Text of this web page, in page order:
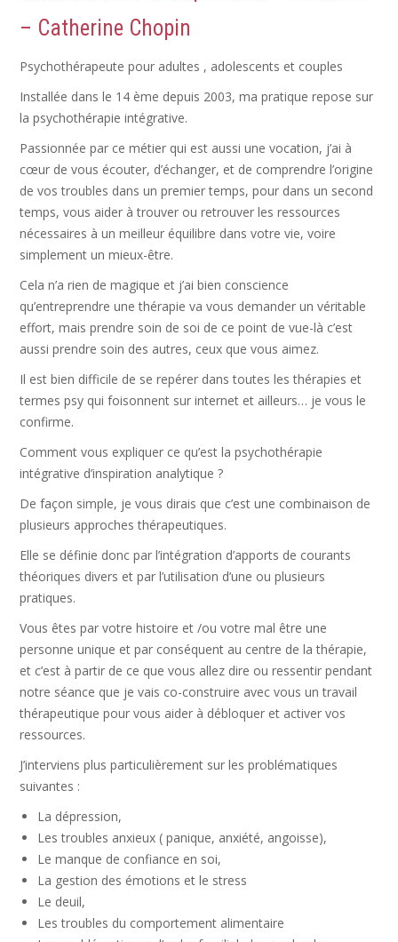
– Catherine Chopin
Psychothérapeute pour adultes , adolescents et couples
Installée dans le 14 ème depuis 2003, ma pratique repose sur
la psychothérapie intégrative.
Passionnée par ce métier qui est aussi une vocation, j’ai à
cœur de vous écouter, d’échanger, et de comprendre l’origine
de vos troubles dans un premier temps, pour dans un second
temps, vous aider à trouver ou retrouver les ressources
nécessaires à un meilleur équilibre dans votre vie, voire
simplement un mieux-être.
Cela n’a rien de magique et j’ai bien conscience
qu’entreprendre une thérapie va vous demander un véritable
effort, mais prendre soin de soi de ce point de vue-là c’est
aussi prendre soin des autres, ceux que vous aimez.
Il est bien difficile de se repérer dans toutes les thérapies et
termes psy qui foisonnent sur internet et ailleurs… je vous le
confirme.
Comment vous expliquer ce qu’est la psychothérapie
intégrative d’inspiration analytique ?
De façon simple, je vous dirais que c’est une combinaison de
plusieurs approches thérapeutiques.
Elle se définie donc par l’intégration d’apports de courants
théoriques divers et par l’utilisation d’une ou plusieurs
pratiques.
Vous êtes par votre histoire et /ou votre mal être une
personne unique et par conséquent au centre de la thérapie,
et c’est à partir de ce que vous allez dire ou ressentir pendant
notre séance que je vais co-construire avec vous un travail
thérapeutique pour vous aider à débloquer et activer vos
ressources.
J’interviens plus particulièrement sur les problématiques
suivantes :
La dépression,
Les troubles anxieux ( panique, anxiété, angoisse),
Le manque de confiance en soi,
La gestion des émotions et le stress
Le deuil,
Les troubles du comportement alimentaire